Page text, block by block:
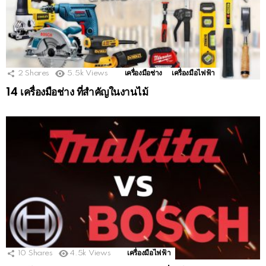
2 Shares 5.5k Views เครื่องมือช่าง เครื่องมือไฟฟ้า
14 เครื่องมือช่าง ที่สำคัญในงานไม้
10 Shares 4.5k Views เครื่องมือไฟฟ้า